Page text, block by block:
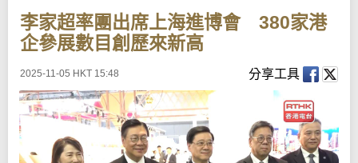
李家超率團出席上海進博會 380家港
企參展數目創歷來新高
2025-11-05 HKT 15:48 分享工具